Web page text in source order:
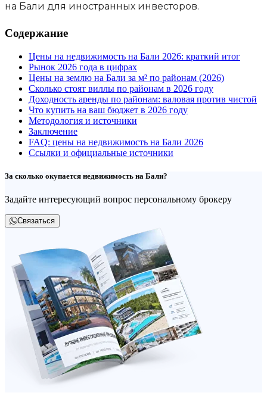
на Бали для иностранных инвесторов.
Содержание
Цены на недвижимость на Бали 2026: краткий итог
Рынок 2026 года в цифрах
Цены на землю на Бали за м² по районам (2026)
Сколько стоят виллы по районам в 2026 году
Доходность аренды по районам: валовая против чистой
Что купить на ваш бюджет в 2026 году
Методология и источники
Заключение
FAQ: цены на недвижимость на Бали 2026
Ссылки и официальные источники
За сколько окупается недвижимость на Бали?
Задайте интересующий вопрос персональному брокеру
Связаться